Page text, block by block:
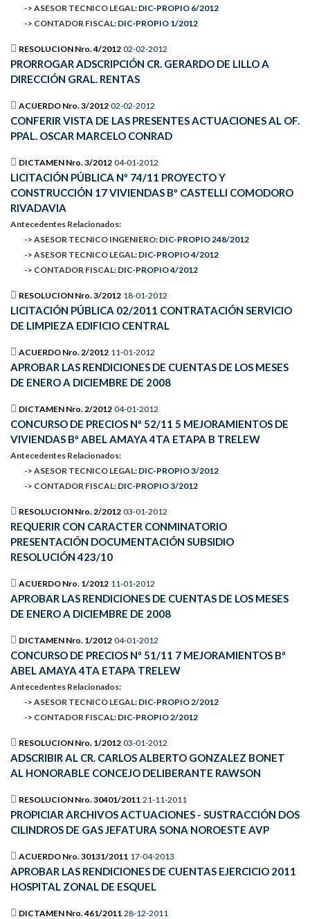
-> ASESOR TECNICO LEGAL: DIC-PROPIO 6/2012
-> CONTADOR FISCAL: DIC-PROPIO 1/2012
RESOLUCION Nro. 4/2012 02-02-2012
PRORROGAR ADSCRIPCIÓN CR. GERARDO DE LILLO A
DIRECCIÓN GRAL. RENTAS
ACUERDO Nro. 3/2012 02-02-2012
CONFERIR VISTA DE LAS PRESENTES ACTUACIONES AL OF.
PPAL. OSCAR MARCELO CONRAD
DICTAMEN Nro. 3/2012 04-01-2012
LICITACIÓN PÚBLICA Nº 74/11 PROYECTO Y
CONSTRUCCIÓN 17 VIVIENDAS Bº CASTELLI COMODORO
RIVADAVIA
Antecedentes Relacionados:
-> ASESOR TECNICO INGENIERO: DIC-PROPIO 248/2012
-> ASESOR TECNICO LEGAL: DIC-PROPIO 4/2012
-> CONTADOR FISCAL: DIC-PROPIO 4/2012
RESOLUCION Nro. 3/2012 18-01-2012
LICITACIÓN PÚBLICA 02/2011 CONTRATACIÓN SERVICIO
DE LIMPIEZA EDIFICIO CENTRAL
ACUERDO Nro. 2/2012 11-01-2012
APROBAR LAS RENDICIONES DE CUENTAS DE LOS MESES
DE ENERO A DICIEMBRE DE 2008
DICTAMEN Nro. 2/2012 04-01-2012
CONCURSO DE PRECIOS Nº 52/11 5 MEJORAMIENTOS DE
VIVIENDAS Bº ABEL AMAYA 4TA ETAPA B TRELEW
Antecedentes Relacionados:
-> ASESOR TECNICO LEGAL: DIC-PROPIO 3/2012
-> CONTADOR FISCAL: DIC-PROPIO 3/2012
RESOLUCION Nro. 2/2012 03-01-2012
REQUERIR CON CARACTER CONMINATORIO
PRESENTACIÓN DOCUMENTACIÓN SUBSIDIO
RESOLUCIÓN 423/10
ACUERDO Nro. 1/2012 11-01-2012
APROBAR LAS RENDICIONES DE CUENTAS DE LOS MESES
DE ENERO A DICIEMBRE DE 2008
DICTAMEN Nro. 1/2012 04-01-2012
CONCURSO DE PRECIOS Nº 51/11 7 MEJORAMIENTOS Bº
ABEL AMAYA 4TA ETAPA TRELEW
Antecedentes Relacionados:
-> ASESOR TECNICO LEGAL: DIC-PROPIO 2/2012
-> CONTADOR FISCAL: DIC-PROPIO 2/2012
RESOLUCION Nro. 1/2012 03-01-2012
ADSCRIBIR AL CR. CARLOS ALBERTO GONZALEZ BONET
AL HONORABLE CONCEJO DELIBERANTE RAWSON
RESOLUCION Nro. 30401/2011 21-11-2011
PROPICIAR ARCHIVOS ACTUACIONES - SUSTRACCIÓN DOS
CILINDROS DE GAS JEFATURA SONA NOROESTE AVP
ACUERDO Nro. 30131/2011 17-04-2013
APROBAR LAS RENDICIONES DE CUENTAS EJERCICIO 2011
HOSPITAL ZONAL DE ESQUEL
DICTAMEN Nro. 461/2011 28-12-2011